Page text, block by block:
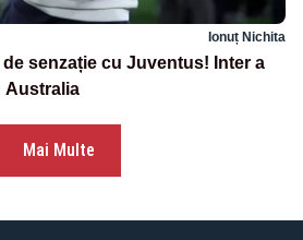
Ionuț Nichita
senzație cu Juventus! Inter a
Australia
Mai Multe